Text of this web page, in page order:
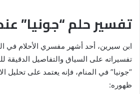
تفسير حلم “جونيا”
ابن سيرين، أحد أشهر مفسري الأحلام في
تفسيراته على السياق والتفاصيل الدقيقة
“جونيا” في المنام، فإنه يعتمد على تحليل
ظهوره: